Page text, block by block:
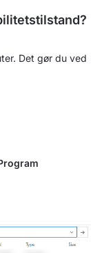
Det gør du ved